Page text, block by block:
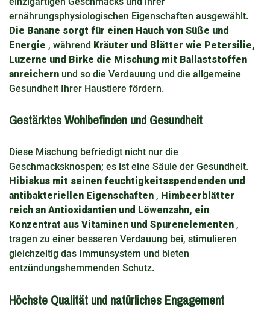
ernährungsphysiologischen Eigenschaften ausgewählt.
Die Banane sorgt für einen Hauch von Süße und
Energie , während Kräuter und Blätter wie Petersilie,
Luzerne und Birke die Mischung mit Ballaststoffen
anreichern und so die Verdauung und die allgemeine
Gesundheit Ihrer Haustiere fördern.
Gestärktes Wohlbefinden und Gesundheit
Diese Mischung befriedigt nicht nur die
Geschmacksknospen; es ist eine Säule der Gesundheit.
Hibiskus mit seinen feuchtigkeitsspendenden und
antibakteriellen Eigenschaften , Himbeerblätter
reich an Antioxidantien und Löwenzahn, ein
Konzentrat aus Vitaminen und Spurenelementen ,
tragen zu einer besseren Verdauung bei, stimulieren
gleichzeitig das Immunsystem und bieten
entzündungshemmenden Schutz.
Höchste Qualität und natürliches Engagement